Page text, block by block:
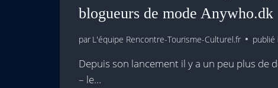
blogueurs de mode Anywho.dk
par L'équipe Rencontre-Tourisme-Culturel.fr publié
Depuis son lancement il y a un peu plus de
– le…